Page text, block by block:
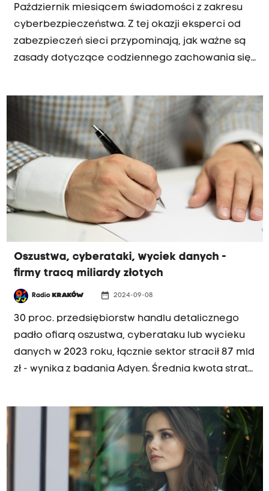
Październik miesiącem świadomości z zakresu
cyberbezpieczeństwa. Z tej okazji eksperci od
zabezpieczeń sieci przypominają, jak ważne są
zasady dotyczące codziennego zachowania się
Oszustwa, cyberataki, wyciek danych -
firmy tracą miliardy złotych
Radio KRAKÓW date_range 2024-09-08
30 proc. przedsiębiorstw handlu detalicznego
padło ofiarą oszustwa, cyberataku lub wycieku
danych w 2023 roku, łącznie sektor stracił 87 mld
zł - wynika z badania Adyen. Średnia kwota strat